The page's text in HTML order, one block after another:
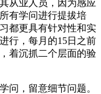
从业人员，因为感应
有学问进行提拔培
都更具有针对性和实
行，每月的15日之前
着沉抓二个层面的验
，留意细节问题。